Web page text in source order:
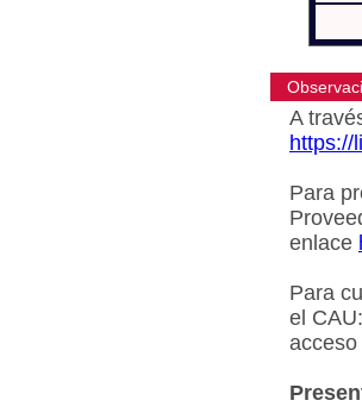
A
https://
Para
enlace
Para
el CAU: